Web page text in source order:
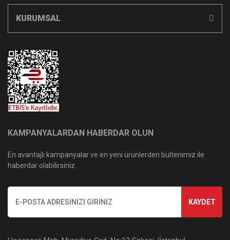
KURUMSAL
KAMPANYALARDAN HABERDAR OLUN
En avantajlı kampanyalar ve en yeni ürünlerden bültenimiz ile
haberdar olabilirsiniz.
KAYDET